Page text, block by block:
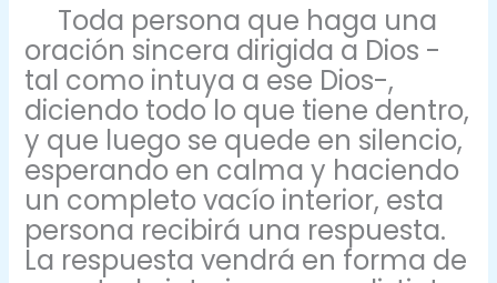
Toda persona que haga una
oración sincera dirigida a Dios -
tal como intuya a ese Dios-,
diciendo todo lo que tiene dentro,
y que luego se quede en silencio,
esperando en calma y haciendo
un completo vacío interior, esta
persona recibirá una respuesta.
La respuesta vendrá en forma de